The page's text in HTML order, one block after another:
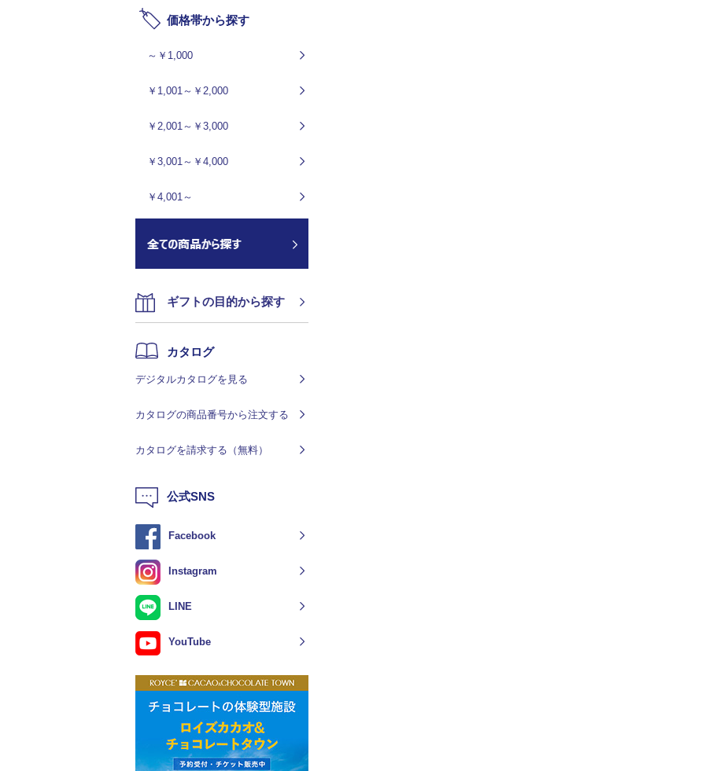
価格帯から探す
～￥1,000
￥1,001～￥2,000
￥2,001～￥3,000
￥3,001～￥4,000
￥4,001～
ギフトの目的から探す
カタログ
デジタルカタログを見る
カタログの商品番号から注文する
カタログを請求する（無料）
公式SNS
Facebook
Instagram
LINE
YouTube